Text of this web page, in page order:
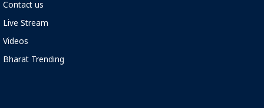
Contact us
Live Stream
Videos
Bharat Trending